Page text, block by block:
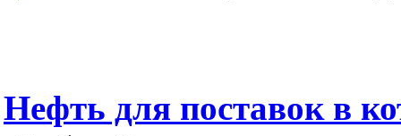
Нефть для поставок в